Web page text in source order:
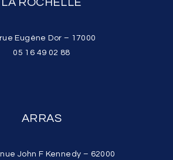
Eugène Dor – 17000
05 16 49 02 88
ARRAS
John F Kennedy – 62000